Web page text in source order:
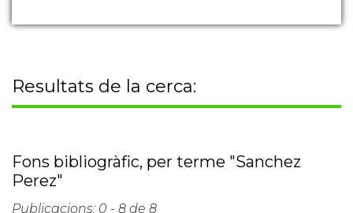
Resultats de la cerca:
Fons bibliogràfic, per terme "Sanchez
Perez"
Publicacions: 0 - 8 de 8